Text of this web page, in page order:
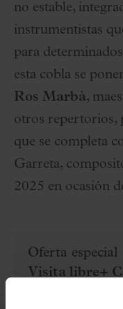
no estable,
instrumentistas
para
esta cobla se
Ros Marbà,
otros repertorios,
que se completa
Garreta,
2025 en ocasión
Oferta especial
Visita libre+